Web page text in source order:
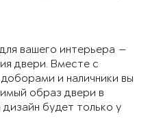
вашего интерьера —
двери. Вместе с
и наличники вы
образ двери в
будет только у